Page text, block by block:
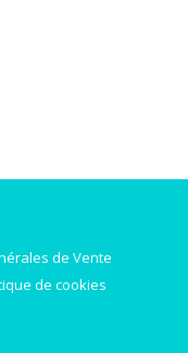
de Vente
de cookies